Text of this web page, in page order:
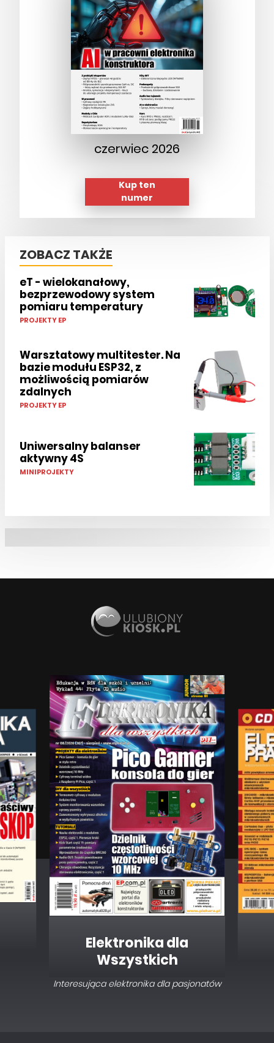
czerwiec 2026
Kup ten
numer
ZOBACZ TAKŻE
eT - wielokanałowy,
bezprzewodowy system
pomiaru temperatury
PROJEKTY EP
Warsztatowy multitester. Na
bazie modułu ESP32, z
możliwością pomiarów
zdalnych
PROJEKTY EP
Uniwersalny balanser
aktywny 4S
MINIPROJEKTY
Elektronika dla
Wszystkich
Interesująca elektronika dla pasjonatów